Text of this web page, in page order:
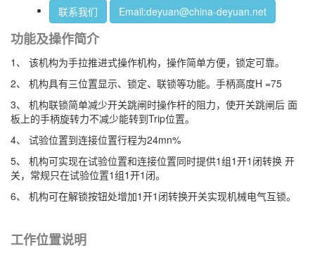
联系我们
Email:deyuan@china-deyuan.net
功能及操作简介
1、 该机构为手拉推进式操作机构，操作简单方便，锁定可靠。
2、 机构具有三位置显示、锁定、联锁等功能。手柄高度H =75
3、 机构联锁简单减少开关跳闸时操作杆的阻力，使开关跳闸后 面
板上的手柄旋转力不减少能转到Trip位置。
4、 试验位置到连接位置行程为24mn%
5、 机构可实现在试验位置和连接位置同时提供1组1开1闭转换 开
关，常规只在试验位置1组1开1闭。
6、 机构可在解锁按钮处增加1开1闭转换开关实现机械电气互锁。
工作位置说明